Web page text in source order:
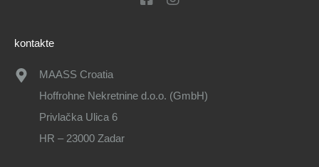
kontakte
MAASS Croatia
Hoffrohne Nekretnine d.o.o. (GmbH)
Privlačka Ulica 6
HR – 23000 Zadar